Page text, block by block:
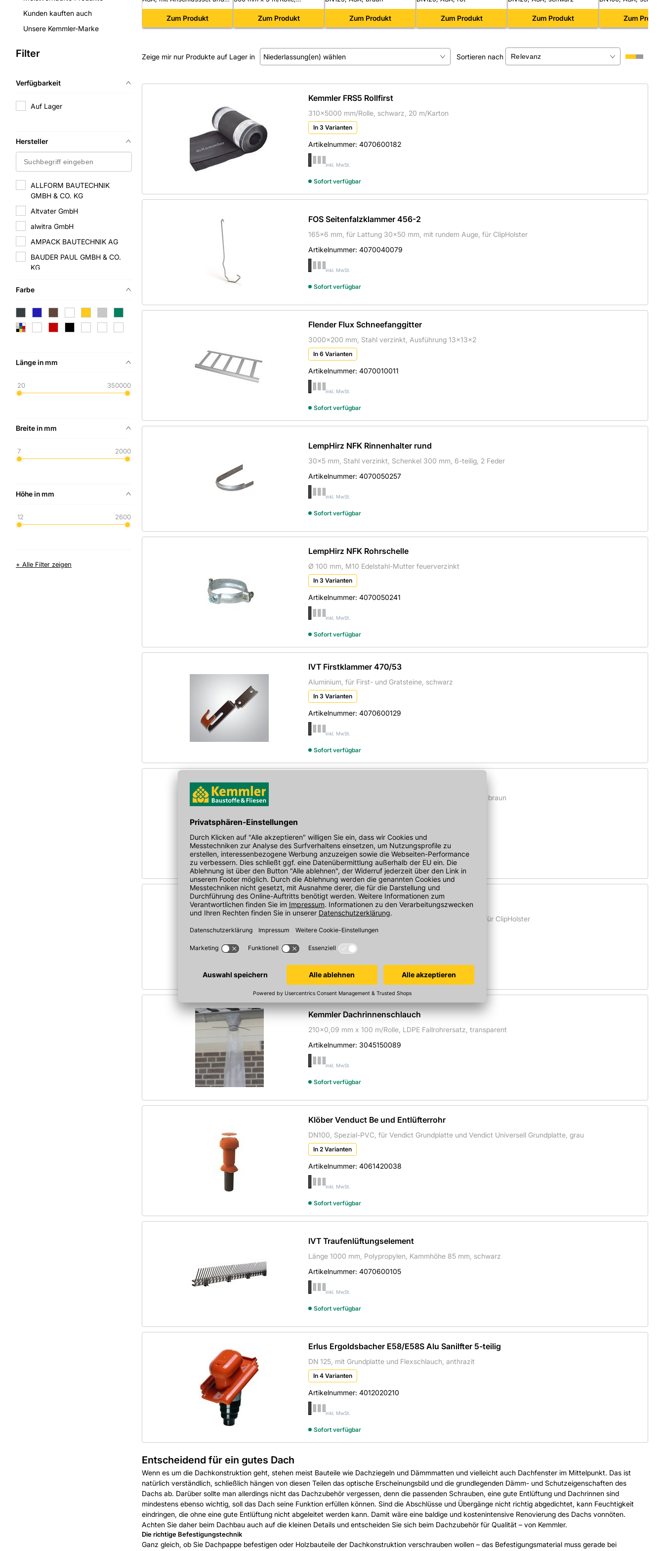
Kunden kauften auch
Unsere Kemmler-Marke
Filter
Verfügbarkeit
Auf Lager
Hersteller
ALLFORM BAUTECHNIK
GMBH & CO. KG
Altvater GmbH
alwitra GmbH
AMPACK BAUTECHNIK AG
BAUDER PAUL GMBH & CO.
KG
Etex Germany Exteriors GmbH
FLENDER WILHELM GMBH &
GSG UrbanGuard GmbH
HOLZMÜLLER GMBH
Farbe
Länge in mm
20 350000
Breite in mm
7 2000
Höhe in mm
12 2600
+ Alle Filter zeigen
Reduzierstück DN125/110,
Zum Produkt
Lüftungslabyrinth, anthrazit
Zum Produkt Zum Produkt Zum Produkt Zum Produkt Zum
Zeige mir nur Produkte auf Lager in Niederlassung(en) wählen
Kein Treffer gefunden.
Sortieren nach
Kemmler FRS5 Rollfirst
310x5000 mm/Rolle, schwarz, 20 m/Karton
In 3 Varianten
Artikelnummer: 4070600182
inkl. MwSt.
Sofort verfügbar
FOS Seitenfalzklammer 456-2
165x6 mm, für Lattung 30x50 mm, mit rundem Auge, für ClipHolster
Artikelnummer: 4070040079
inkl. MwSt.
Sofort verfügbar
Flender Flux Schneefanggitter
3000x200 mm, Stahl verzinkt, Ausführung 13x13x2
In 6 Varianten
Artikelnummer: 4070010011
inkl. MwSt.
Sofort verfügbar
LempHirz NFK Rinnenhalter rund
30x5 mm, Stahl verzinkt, Schenkel 300 mm, 6-teilig, 2 Feder
Artikelnummer: 4070050257
inkl. MwSt.
Sofort verfügbar
LempHirz NFK Rohrschelle
Ø 100 mm, M10 Edelstahl-Mutter feuerverzinkt
In 3 Varianten
Artikelnummer: 4070050241
inkl. MwSt.
Sofort verfügbar
IVT Firstklammer 470/53
Aluminium, für First- und Gratsteine, schwarz
In 3 Varianten
Artikelnummer: 4070600129
inkl. MwSt.
Sofort verfügbar
Polypropylen, zum Abschluss am Trockenfirst und Grat, braun
inkl. MwSt.
Sofort verfügbar
FOS Seitenfalzklammer 456-2
145x7 mm, für Lattung 30x50 mm, mit eckigem Auge, für ClipHolster
Artikelnummer:4070040081
inkl. MwSt.
Sofort verfügbar
Kemmler Dachrinnenschlauch
210x0,09 mm x 100 m/Rolle, LDPE Fallrohrersatz, transparent
Artikelnummer: 3045150089
inkl. MwSt.
Sofort verfügbar
Klöber Venduct Be und Entlüfterrohr
DN100, Spezial-PVC, für Vendict Grundplatte und Vendict Universell Grundplatte, grau
In 2 Varianten
Artikelnummer: 4061420038
inkl. MwSt.
Sofort verfügbar
IVT Traufenlüftungselement
Länge 1000 mm, Polypropylen, Kammhöhe 85 mm, schwarz
Artikelnummer: 4070600105
inkl. MwSt.
Sofort verfügbar
Erlus Ergoldsbacher E58/E58S Alu Sanilfter 5-teilig
DN 125, mit Grundplatte und Flexschlauch, anthrazit
In 4 Varianten
Artikelnummer: 4012020210
inkl. MwSt.
Sofort verfügbar
Entscheidend für ein gutes Dach
Wenn es um die Dachkonstruktion geht, stehen meist Bauteile wie Dachziegeln und Dämmmatten und vielleicht auch Dachfenster im Mittelpunkt. Das ist
natürlich verständlich, schließlich hängen von diesen Teilen das optische Erscheinungsbild und die grundlegenden Dämm- und Schutzeigenschaften des
Dachs ab. Darüber sollte man allerdings nicht das Dachzubehör vergessen, denn die passenden Schrauben, eine gute Entlüftung und Dachrinnen sind
mindestens ebenso wichtig, soll das Dach seine Funktion erfüllen können. Sind die Abschlüsse und Übergänge nicht richtig abgedichtet, kann Feuchtigkeit
eindringen, die ohne eine gute Entlüftung nicht abgeleitet werden kann. Damit wäre eine baldige und kostenintensive Renovierung des Dachs vonnöten.
Achten Sie daher beim Dachbau auch auf die kleinen Details und entscheiden Sie sich beim Dachzubehör für Qualität – von Kemmler.
Die richtige Befestigungstechnik
Ganz gleich, ob Sie Dachpappe befestigen oder Holzbauteile der Dachkonstruktion verschrauben wollen – das Befestigungsmaterial muss gerade bei